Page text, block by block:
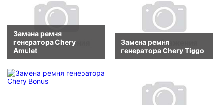
Замена ремня
генератора Chery
Amulet
Замена ремня
генератора Chery Tiggo